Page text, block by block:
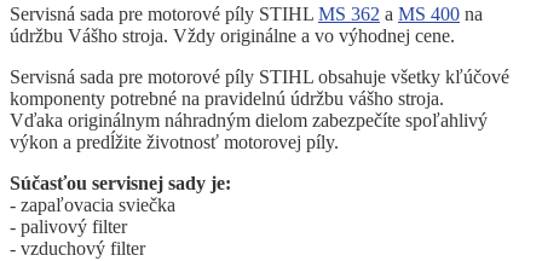
Servisná sada pre motorové píly STIHL MS 362 a MS 400 na
údržbu Vášho stroja. Vždy originálne a vo výhodnej cene.
Servisná sada pre motorové píly STIHL obsahuje všetky kľúčové
komponenty potrebné na pravidelnú údržbu vášho stroja.
Vďaka originálnym náhradným dielom zabezpečíte spoľahlivý
výkon a predĺžite životnosť motorovej píly.
Súčasťou servisnej sady je:
- zapaľovacia sviečka
- palivový filter
- vzduchový filter